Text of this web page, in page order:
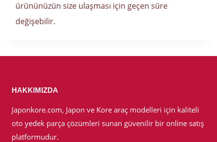
ürününüzün size ulaşması için geçen süre
değişebilir.
HAKKIMIZDA
Japonkore.com, Japon ve Kore araç modelleri için kaliteli
oto yedek parça çözümleri sunan güvenilir bir online satış
platformudur.